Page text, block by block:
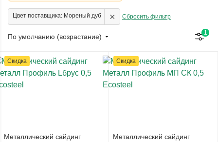
Цвет поставщика: Мореный дуб × Сбросить фильтр
По умолчанию (возрастание) 1
Скидка
Металлический сайдинг
Скидка
Металлический сайдинг